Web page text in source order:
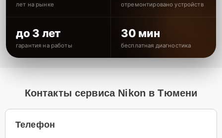
лет на рынке отремонтировано устройств
до 3 лет
гарантия на работы
30 мин
бесплатная диагностика
Контакты сервиса Nikon в Тюмени
Телефон